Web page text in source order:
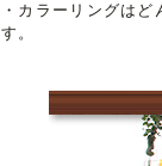
・カラーリングは
す。